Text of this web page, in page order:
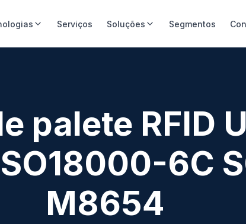
Serviços Soluções Segmentos
palete RFID
6C
M8654